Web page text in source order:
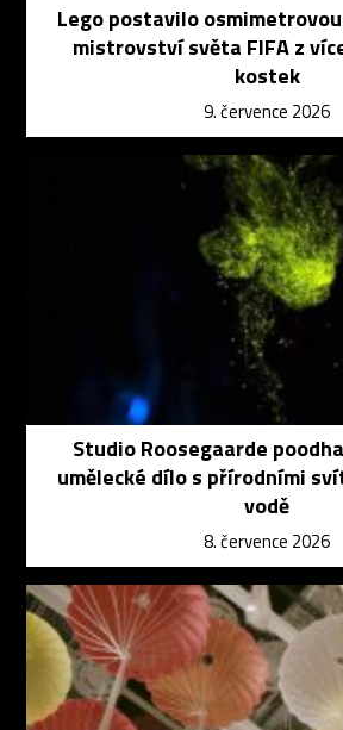
Lego postavilo
mistrovství světa FIFA z
kostek
9. července 2026
Studio Roosegaarde
umělecké dílo s přírodními
vodě
8. července 2026